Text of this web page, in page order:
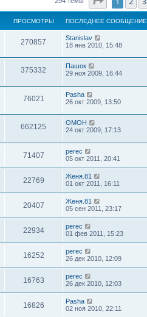
ПРОСМОТРЫ ПОСЛЕДНЕЕ СООБЩЕНИЕ
270857
Stanislav
18 янв 2010, 15:48
375332
Пашок
29 ноя 2009, 16:44
76021
Pasha
26 окт 2009, 13:50
662125
OMOH
24 окт 2009, 17:13
71407
perec
05 окт 2011, 20:41
22769
Женя.81
01 окт 2011, 16:11
20407
Женя.81
05 сен 2011, 23:17
22934
perec
01 фев 2011, 15:23
16252
perec
26 дек 2010, 12:09
16763
perec
26 дек 2010, 12:03
16826
Pasha
02 ноя 2010, 22:11